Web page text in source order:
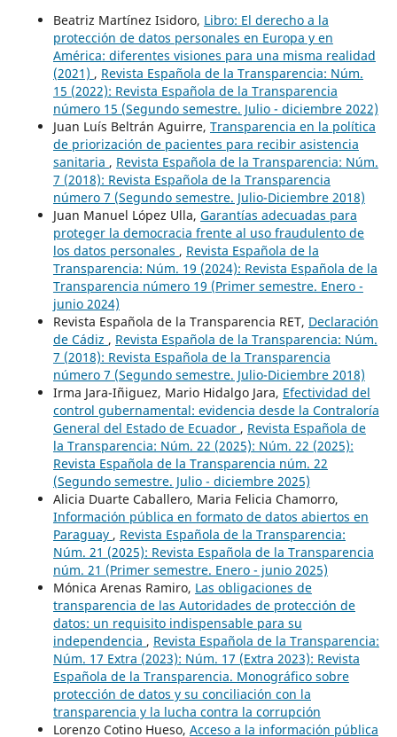
Beatriz Martínez Isidoro, Libro: El derecho a la
protección de datos personales en Europa y en
América: diferentes visiones para una misma realidad
(2021) , Revista Española de la Transparencia: Núm.
15 (2022): Revista Española de la Transparencia
número 15 (Segundo semestre. Julio - diciembre 2022)
Juan Luís Beltrán Aguirre, Transparencia en la política
de priorización de pacientes para recibir asistencia
sanitaria , Revista Española de la Transparencia: Núm.
7 (2018): Revista Española de la Transparencia
número 7 (Segundo semestre. Julio-Diciembre 2018)
Juan Manuel López Ulla, Garantías adecuadas para
proteger la democracia frente al uso fraudulento de
los datos personales , Revista Española de la
Transparencia: Núm. 19 (2024): Revista Española de la
Transparencia número 19 (Primer semestre. Enero -
junio 2024)
Revista Española de la Transparencia RET, Declaración
de Cádiz , Revista Española de la Transparencia: Núm.
7 (2018): Revista Española de la Transparencia
número 7 (Segundo semestre. Julio-Diciembre 2018)
Irma Jara-Iñiguez, Mario Hidalgo Jara, Efectividad del
control gubernamental: evidencia desde la Contraloría
General del Estado de Ecuador , Revista Española de
la Transparencia: Núm. 22 (2025): Núm. 22 (2025):
Revista Española de la Transparencia núm. 22
(Segundo semestre. Julio - diciembre 2025)
Alicia Duarte Caballero, Maria Felicia Chamorro,
Información pública en formato de datos abiertos en
Paraguay , Revista Española de la Transparencia:
Núm. 21 (2025): Revista Española de la Transparencia
núm. 21 (Primer semestre. Enero - junio 2025)
Mónica Arenas Ramiro, Las obligaciones de
transparencia de las Autoridades de protección de
datos: un requisito indispensable para su
independencia , Revista Española de la Transparencia:
Núm. 17 Extra (2023): Núm. 17 (Extra 2023): Revista
Española de la Transparencia. Monográfico sobre
protección de datos y su conciliación con la
transparencia y la lucha contra la corrupción
Lorenzo Cotino Hueso, Acceso a la información pública